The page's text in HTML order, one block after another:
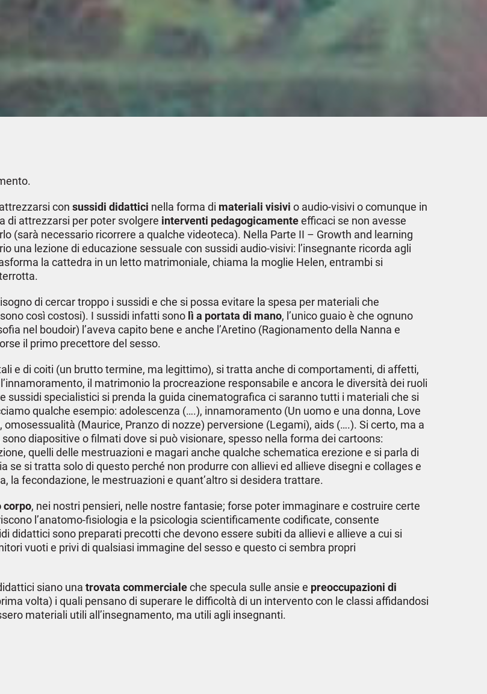
con sussidi didattici nella forma di materiali visivi o audio-visivi o comunque in
di attrezzarsi per poter svolgere interventi pedagogicamenteefficaci se non avesse
(sarà necessario ricorrere a qualche videoteca). Nella Parte II – Growth and learning
una lezione di educazione sessuale con sussidi audio-visivi: l’insegnante ricorda agli
la cattedra in un letto matrimoniale, chiama la moglie Helen, entrambi si
di cercar troppo i sussidi e che si possa evitare la spesa per materiali che
così costosi). I sussidi infatti sono lì a portata di mano, l’unico guaio è che ognuno
nel boudoir) l’aveva capito bene e anche l’Aretino (Ragionamento della Nanna e
il primo precettore del sesso.
e di coiti (un brutto termine, ma legittimo), si tratta anche di comportamenti, di affetti,
il matrimonio la procreazione responsabile e ancora le diversità dei ruoli
sussidi specialistici si prenda la guida cinematografica ci saranno tutti i materiali che si
qualche esempio: adolescenza (….), innamoramento (Un uomo e una donna, Love
(Maurice, Pranzo di nozze) perversione (Legami), aids (….). Si certo, ma a
diapositive o filmati dove si può visionare, spesso nella forma dei cartoons:
quelli delle mestruazioni e magari anche qualche schematica erezione e si parla di
se si tratta solo di questo perché non produrre con allievi ed allieve disegni e collages e
la fecondazione, le mestruazioni e quant’altro si desidera trattare.
corpo, nei nostri pensieri, nelle nostre fantasie; forse poter immaginare e costruire certe
l’anatomo-fisiologia e la psicologia scientificamente codificate, consente
didattici sono preparati precotti che devono essere subiti da allievi e allieve a cui si
vuoti e privi di qualsiasi immagine del sesso e questo ci sembra propri
siano una trovata commercialeche specula sulle ansie e preoccupazioni di
volta) i quali pensano di superare le difficoltà di un intervento con le classi affidandosi
materiali utili all’insegnamento, ma utili agli insegnanti.